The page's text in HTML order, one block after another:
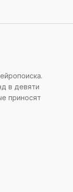
в девяти
приносят